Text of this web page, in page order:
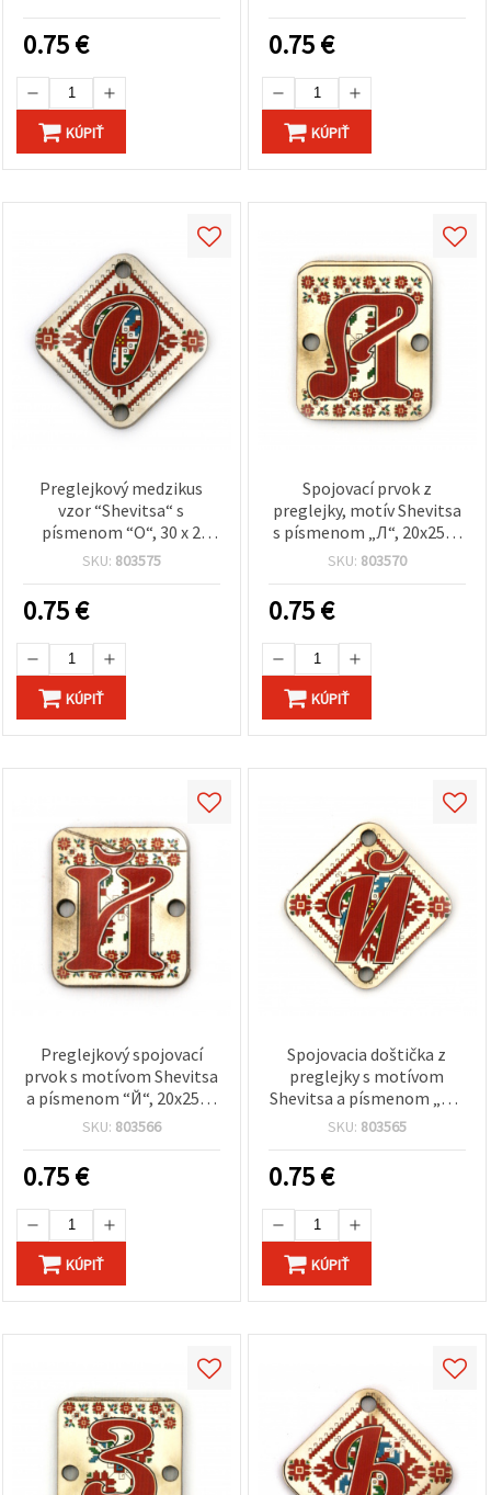
0.75€
KÚPIŤ
mm – balenie 5 ks
0.75€
KÚPIŤ
Preglejkový medzikus
vzor “Shevitsa“ s
písmenom “O“, 30 x 2
mm, otvor 2,5 mm - sada
SKU: 803575
0.75€
KÚPIŤ
Spojovací prvok z
preglejky, motív Shevitsa
s písmenom „Л“, 20x25x2
mm, otvor 2,5 mm –
SKU: 803570
0.75€
KÚPIŤ
Preglejkový spojovací
prvok s motívom Shevitsa
a písmenom “Й“, 20x25x2
mm, otvor 2,5 mm -
SKU: 803566
0.75€
KÚPIŤ
Spojovacia doštička z
preglejky s motívom
Shevitsa a písmenom „Й“,
30 × 2 mm, otvor 2,5 mm
SKU: 803565
0.75€
KÚPIŤ